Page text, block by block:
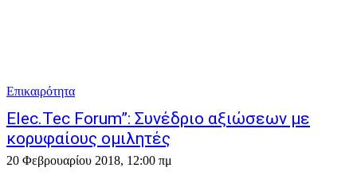
Επικαιρότητα
Elec.Tec Forum”: Συνέδριο αξιώσεων με
κορυφαίους ομιλητές
20 Φεβρουαρίου 2018, 12:00 πμ